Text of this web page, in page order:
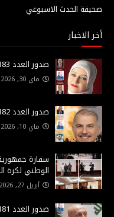
صحيفة الحدث الاسبوعي
أخر الاخبار
صدور العدد 183 لصحيفة الحدث الاسبوعي من لندن
ماي 30, 2026
صدور العدد 182 لصحيفة الحدث الاسبوعي من لندن
ماي 10, 2026
سفارة
الوطني لكرة
أبريل 27, 2026
صدور العدد 181 لصحيفة الحدث الاسبوعي من لندن